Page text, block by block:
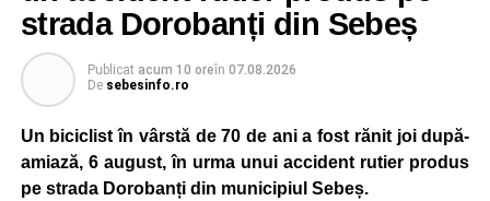
strada Dorobanți din Sebeș
Publicat acum 10 oreîn 07.08.2026
De sebesinfo.ro
Un biciclist în vârstă de 70 de ani a fost rănit joi după-
amiază, 6 august, în urma unui accident rutier produs
pe strada Dorobanți din municipiul Sebeș.